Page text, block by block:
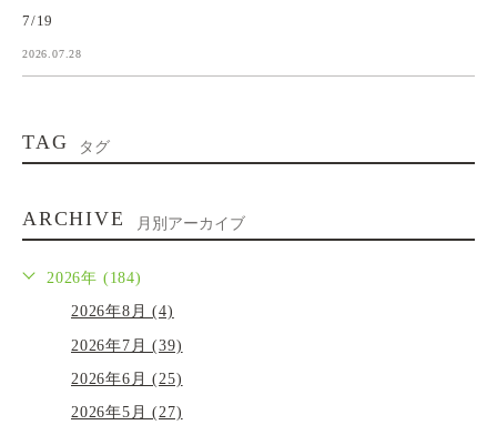
7/19
2026.07.28
TAG タグ
ARCHIVE 月別アーカイブ
2026年 (184)
2026年8月 (4)
2026年7月 (39)
2026年6月 (25)
2026年5月 (27)